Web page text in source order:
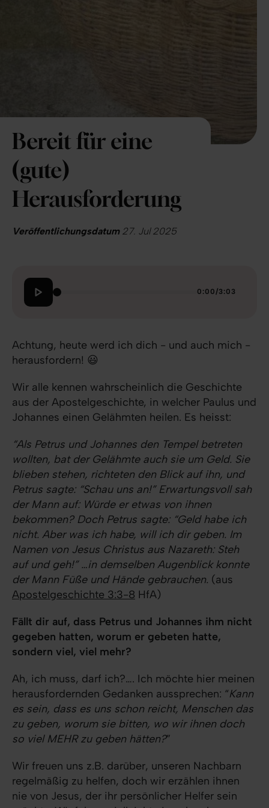
Bereit für eine
(gute)
Herausforderung
Veröffentlichungsdatum27. Jul 2025
0:00/3:03
Achtung, heute werd ich dich - und auch mich -
herausfordern! 😃
Wir alle kennen wahrscheinlich die Geschichte
aus der Apostelgeschichte, in welcher Paulus und
Johannes einen Gelähmten heilen. Es heisst:
“Als Petrus und Johannes den Tempel betreten
wollten, bat der Gelähmte auch sie um Geld. Sie
blieben stehen, richteten den Blick auf ihn, und
Petrus sagte: “Schau uns an!” Erwartungsvoll sah
der Mann auf: Würde er etwas von ihnen
bekommen? Doch Petrus sagte: “Geld habe ich
nicht. Aber was ich habe, will ich dir geben. Im
Namen von Jesus Christus aus Nazareth: Steh
auf und geh!” …in demselben Augenblick konnte
der Mann Füße und Hände gebrauchen. (aus
Apostelgeschichte 3:3-8 HfA)
Fällt dir auf, dass Petrus und Johannes ihm nicht
gegeben hatten, worum er gebeten hatte,
sondern viel, viel mehr?
Ah, ich muss, darf ich?…. Ich möchte hier meinen
herausfordernden Gedanken aussprechen: “Kann
es sein, dass es uns schon reicht, Menschen das
zu geben, worum sie bitten, wo wir ihnen doch
so viel MEHR zu geben hätten?”
Wir freuen uns z.B. darüber, unseren Nachbarn
regelmäßig zu helfen, doch wir erzählen ihnen
nie von Jesus, der ihr persönlicher Helfer sein